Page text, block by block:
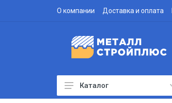
О компании Доставка и оплата
Каталог